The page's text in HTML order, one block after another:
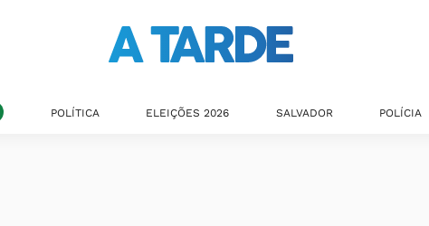
POLÍTICA ELEIÇÕES 2026 SALVADOR POLÍCIA